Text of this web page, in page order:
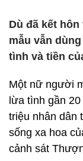
Dù đã kết
mẫu vẫn
tình và tiền
Một nữ người
lừa tình gần
triệu nhân dân
sống xa hoa
cảnh sát